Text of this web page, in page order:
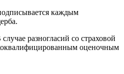
каждым
разногласий со страховой
оценочным